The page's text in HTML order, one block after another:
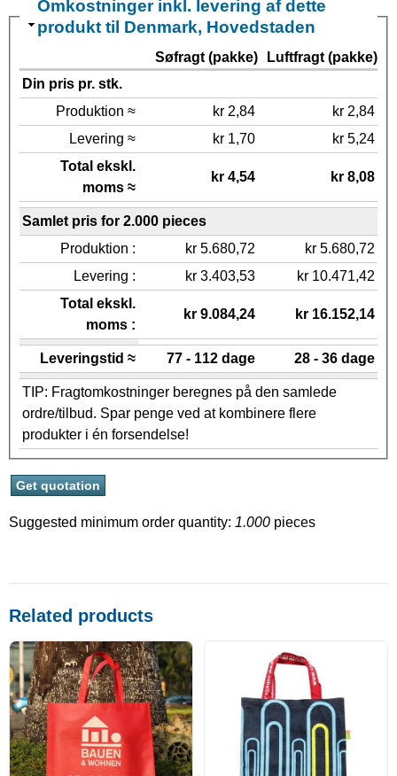
Omkostninger inkl. levering af dette
produkt til Denmark, Hovedstaden
Søfragt (pakke)
Luftfragt (pakke)
Din pris pr. stk.
Produktion ≈
kr 2,84
kr 2,84
Levering ≈
kr 1,70
kr 5,24
Total ekskl.
moms ≈
kr 4,54 kr 8,08
Samlet pris for 2.000 pieces
Produktion :
kr 5.680,72
kr 5.680,72
Levering :
kr 3.403,53
kr 10.471,42
Total ekskl.
moms :
kr 9.084,24 kr 16.152,14
Leveringstid ≈ 77 - 112 dage 28 - 36 dage
TIP: Fragtomkostninger beregnes på den samlede
ordre/tilbud. Spar penge ved at kombinere flere
produkter i én forsendelse!
Suggested minimum order quantity: 1.000 pieces
Related products